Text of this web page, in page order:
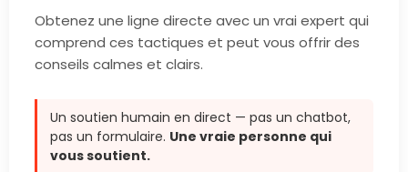
Obtenez une ligne directe avec un vrai expert qui
comprend ces tactiques et peut vous offrir des
conseils calmes et clairs.
Un soutien humain en direct — pas un chatbot,
pas un formulaire. Une vraie personne qui
vous soutient.